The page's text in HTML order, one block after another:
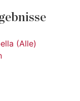
(Alle)